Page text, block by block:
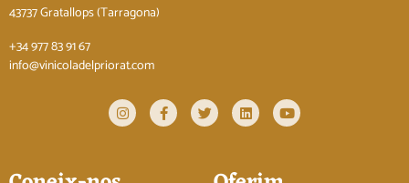
43737 Gratallops (Tarragona)
+34 977 83 91 67
info@vinicoladelpriorat.com